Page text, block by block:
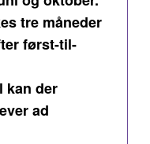
tre måneder
først-til-
kan der
ad